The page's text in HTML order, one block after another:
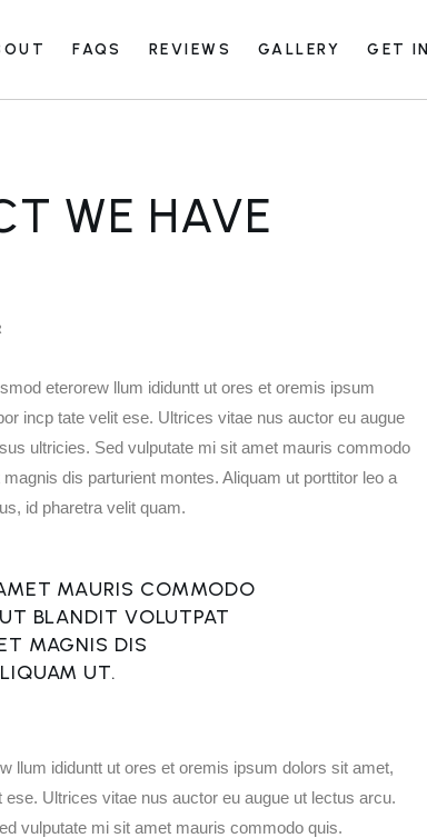
FAQS REVIEWS GALLERY
Facility
Garage Gallery
Face Frame
Paint Grade
GET
View All
Facility
European
Stain Grade
WE HAVE
eterorew llum ididuntt ut ores et oremis ipsum
incp tate velit ese. Ultrices vitae nus auctor eu augue
ultricies. Sed vulputate mi sit amet mauris commodo
dis parturient montes. Aliquam ut porttitor leo a
id pharetra velit quam.
MAURIS COMMODO
BLANDIT VOLUTPAT
MAGNIS DIS
UT.
llum ididuntt ut ores et oremis ipsum dolors sit amet,
Ultrices vitae nus auctor eu augue ut lectus arcu.
vulputate mi sit amet mauris commodo quis.